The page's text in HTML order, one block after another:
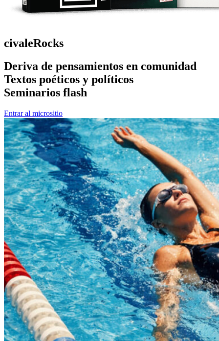
civaleRocks
Deriva de pensamientos en comunidad
Textos poéticos y políticos
Seminarios flash
Entrar al micrositio